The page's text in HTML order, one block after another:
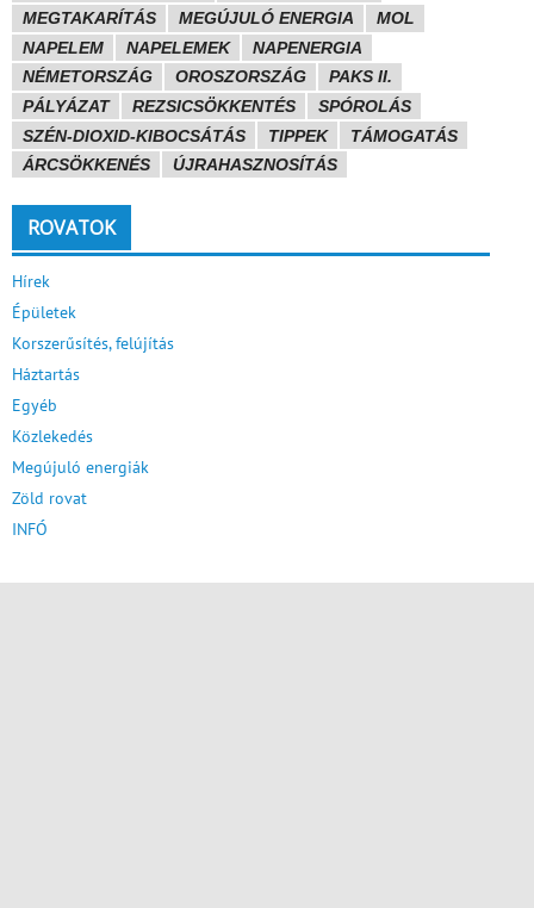
MEGTAKARÍTÁS
MEGÚJULÓ ENERGIA
MOL
NAPELEM
NAPELEMEK
NAPENERGIA
NÉMETORSZÁG
OROSZORSZÁG
PAKS II.
PÁLYÁZAT
REZSICSÖKKENTÉS
SPÓROLÁS
SZÉN-DIOXID-KIBOCSÁTÁS
TIPPEK
TÁMOGATÁS
ÁRCSÖKKENÉS
ÚJRAHASZNOSÍTÁS
ROVATOK
Hírek
Épületek
Korszerűsítés, felújítás
Háztartás
Egyéb
Közlekedés
Megújuló energiák
Zöld rovat
INFÓ